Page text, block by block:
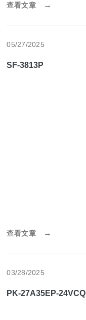
查看文章 →
05/27/2025
SF-3813P
查看文章 →
03/28/2025
PK-27A35EP-24VCQ